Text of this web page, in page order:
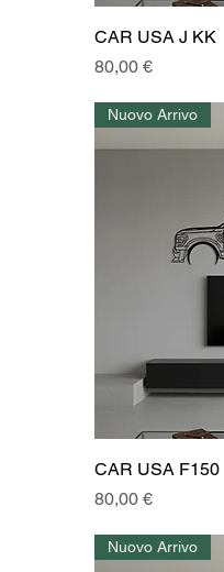
CAR USA J KK
Prezzo
80,00 €
Nuovo Arrivo
CAR USA F150
Prezzo
80,00 €
Nuovo Arrivo